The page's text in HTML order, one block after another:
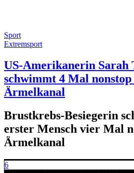
Sport
Extremsport
US-Amerikanerin Sarah
schwimmt 4 Mal
Ärmelkanal
Brustkrebs-Besiegerin
erster Mensch vier Mal
Ärmelkanal
6